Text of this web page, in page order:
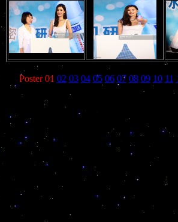
Poster 01 02 03 04 05 06 07 08 09 10 11